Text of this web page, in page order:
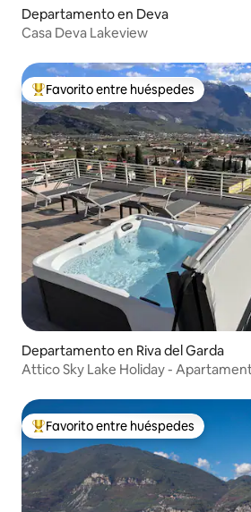
Departamento en Deva
Casa Deva Lakeview
De los mejores en Favorito entre
Favorito entre huéspedes
Departamento en Riva del Garda
Attico Sky Lake Holiday -
De los mejores en Favorito entre
Favorito entre huéspedes